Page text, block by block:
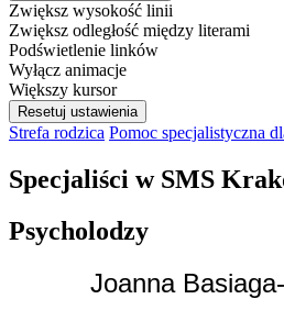
Zwiększ wysokość linii
Zwiększ odległość między literami
Podświetlenie linków
Wyłącz animacje
Większy kursor
Resetuj ustawienia
Strefa rodzica Pomoc specjalistyczna
Specjaliści w SMS
Psycholodzy
Joanna